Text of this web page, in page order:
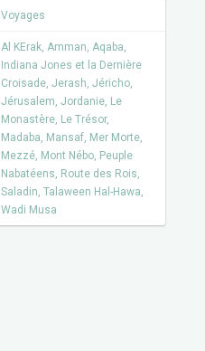
Voyages
Al KErak, Amman, Aqaba,
Indiana Jones et la Dernière
Croisade, Jerash, Jéricho,
Jérusalem, Jordanie, Le
Monastère, Le Trésor,
Madaba, Mansaf, Mer Morte,
Mezzé, Mont Nébo, Peuple
Nabatéens, Route des Rois,
Saladin, Talaween Hal-Hawa,
Wadi Musa